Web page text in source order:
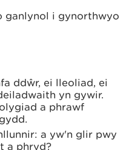
ganlynol i gynorthwyo
ddŵr, ei lleoliad, ei
yn gywir.
a phrawf
a yw'n glir pwy
a phryd?